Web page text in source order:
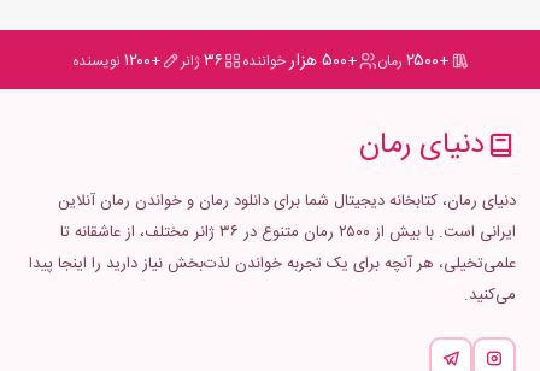
+۲۵۰۰ رمان +۵۰۰ هزار خواننده ۳۶ژانر +۱۲۰۰ نویسنده
دنیای رمان
دنیای رمان، کتابخانه دیجیتال شما برای دانلود رمان و خواندن رمان آنلاین
ایرانی است. با بیش از ۲۵۰۰ رمان متنوع در ۳۶ ژانر مختلف، از عاشقانه تا
علمی‌تخیلی، هر آنچه برای یک تجربه خواندن لذت‌بخش نیاز دارید را اینجا پیدا
می‌کنید.